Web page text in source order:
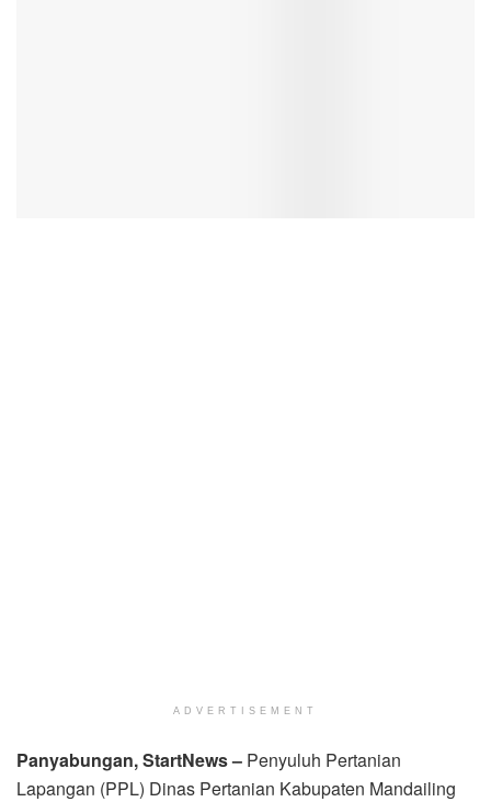
ADVERTISEMENT
Panyabungan, StartNews – Penyuluh Pertanian
Lapangan (PPL) Dinas Pertanian Kabupaten Mandailing